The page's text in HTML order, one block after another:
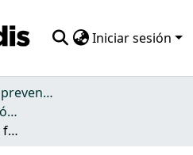
Iniciar sesión
03. Salud: clínica, prevención, atención sanitaria y (re)habilitación
Salud: clínica, prevención, atención sanitaria y (re)habilitación
Evolución nutricional y función pulmonar en niños y adolescentes chilenos con fibrosis quística